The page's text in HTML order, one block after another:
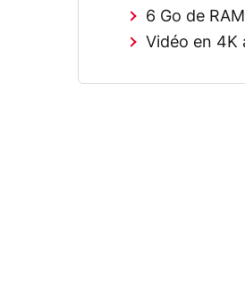
6 Go de RAM
Vidéo en 4K